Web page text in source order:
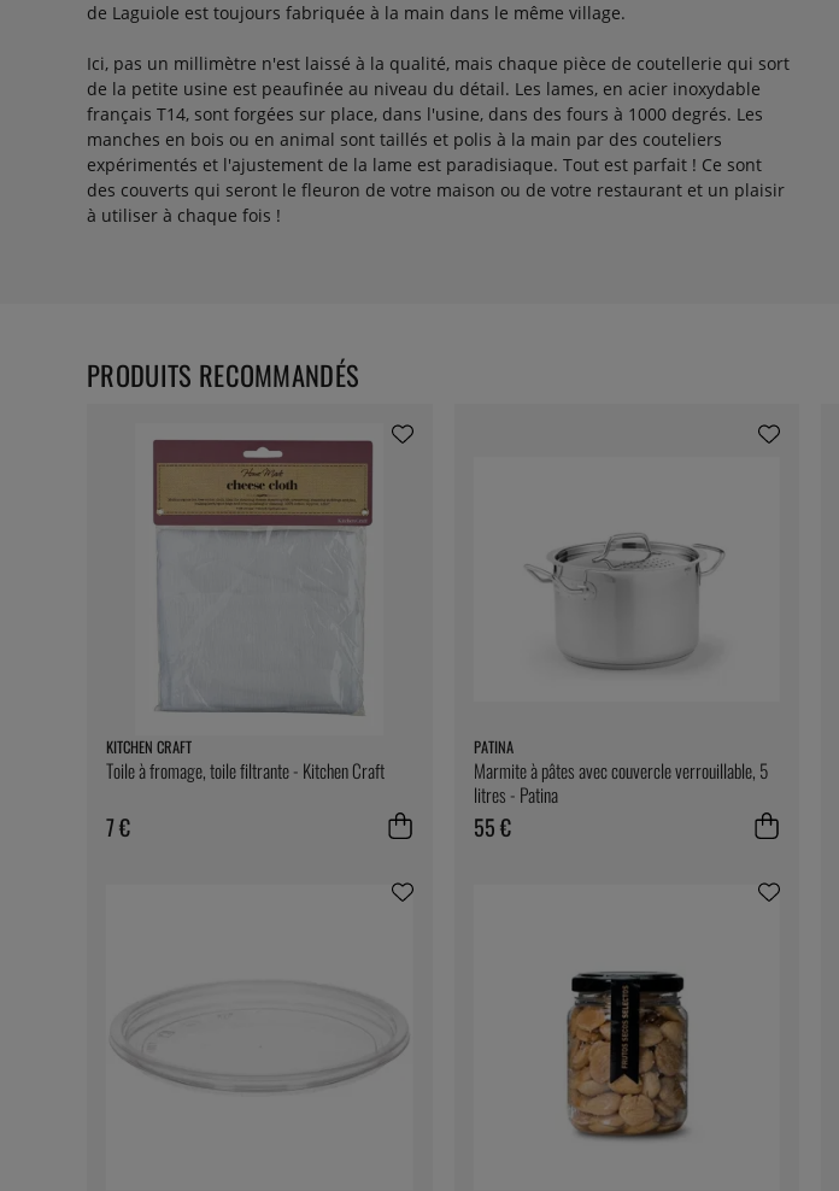
de Laguiole est toujours fabriquée à la main dans le même village.
Ici, pas un millimètre n'est laissé à la qualité, mais chaque pièce de coutellerie qui sort
de la petite usine est peaufinée au niveau du détail. Les lames, en acier inoxydable
français T14, sont forgées sur place, dans l'usine, dans des fours à 1000 degrés. Les
manches en bois ou en animal sont taillés et polis à la main par des couteliers
expérimentés et l'ajustement de la lame est paradisiaque. Tout est parfait ! Ce sont
des couverts qui seront le fleuron de votre maison ou de votre restaurant et un plaisir
à utiliser à chaque fois !
KITCHEN CRAFT
Toile à fromage, toile filtrante - Kitchen Craft
7 €
PATINA
Marmite à pâtes avec couvercle verrouillable, 5
litres - Patina
55 €
PRODUITS RECOMMANDÉS